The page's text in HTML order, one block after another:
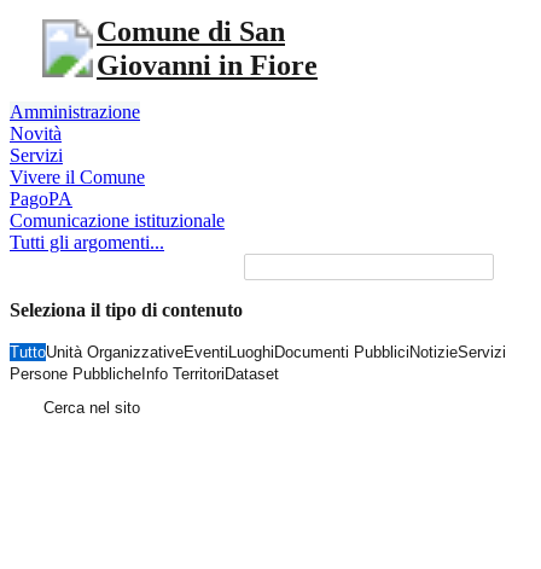
Comune di San
Giovanni in Fiore
Amministrazione
Novità
Servizi
Vivere il Comune
PagoPA
Comunicazione istituzionale
Tutti gli argomenti...
Seleziona il tipo di contenuto
TuttoUnità OrganizzativeEventi Luoghi Documenti Pubblici NotizieServizi
Persone Pubbliche Info Territori Dataset
Cerca nel sito